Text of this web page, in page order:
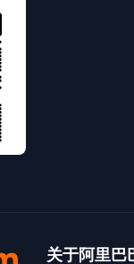
关于阿里巴